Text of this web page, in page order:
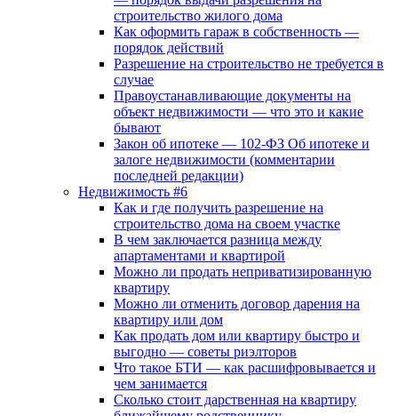
строительство жилого дома
Как оформить гараж в собственность —
порядок действий
Разрешение на строительство не требуется в
случае
Правоустанавливающие документы на
объект недвижимости — что это и какие
бывают
Закон об ипотеке — 102-ФЗ Об ипотеке и
залоге недвижимости (комментарии
последней редакции)
Недвижимость #6
Как и где получить разрешение на
строительство дома на своем участке
В чем заключается разница между
апартаментами и квартирой
Можно ли продать неприватизированную
квартиру
Можно ли отменить договор дарения на
квартиру или дом
Как продать дом или квартиру быстро и
выгодно — советы риэлторов
Что такое БТИ — как расшифровывается и
чем занимается
Сколько стоит дарственная на квартиру